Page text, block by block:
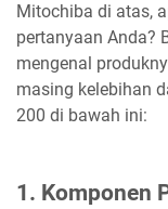
Mitochiba di atas,
pertanyaan Anda?
mengenal
masing kelebihan
200 di bawah ini:
1. Komponen